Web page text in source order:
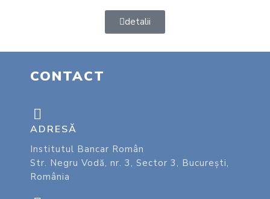
detalii
CONTACT
ADRESĂ
Institutul Bancar Român
Str. Negru Vodă, nr. 3, Sector 3, București,
România